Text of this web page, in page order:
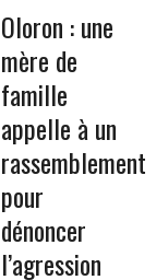
Oloron : une
mère de
famille
appelle à un
rassemblement
pour
dénoncer
l’agression